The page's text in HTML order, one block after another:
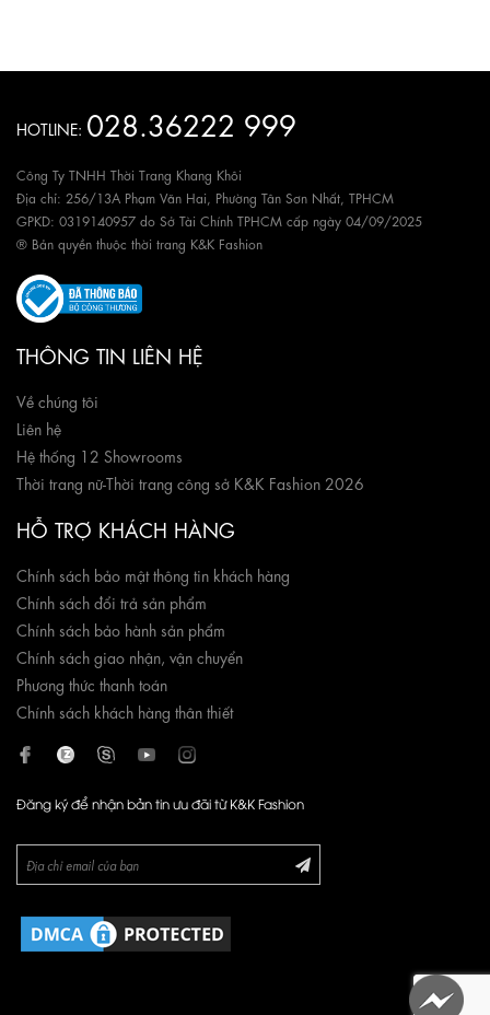
HOTLINE: 028.36222 999
Công Ty TNHH Thời Trang Khang Khôi
Địa chỉ: 256/13A Phạm Văn Hai, Phường Tân Sơn Nhất, TPHCM
GPKD: 0319140957 do Sở Tài Chính TPHCM cấp ngày 04/09/2025
® Bản quyền thuộc thời trang K&K Fashion
THÔNG TIN LIÊN HỆ
Về chúng tôi
Liên hệ
Hệ thống 12 Showrooms
Thời trang nữ-Thời trang công sở K&K Fashion 2026
HỖ TRỢ KHÁCH HÀNG
Chính sách bảo mật thông tin khách hàng
Chính sách đổi trả sản phẩm
Chính sách bảo hành sản phẩm
Chính sách giao nhận, vận chuyển
Phương thức thanh toán
Chính sách khách hàng thân thiết
Đăng ký để nhận bản tin ưu đãi từ K&K Fashion